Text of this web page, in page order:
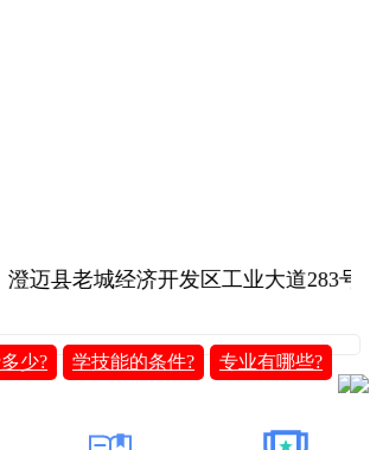
县老城经济开发区工业大道283号
少? 学技能的条件? 专业有哪些?